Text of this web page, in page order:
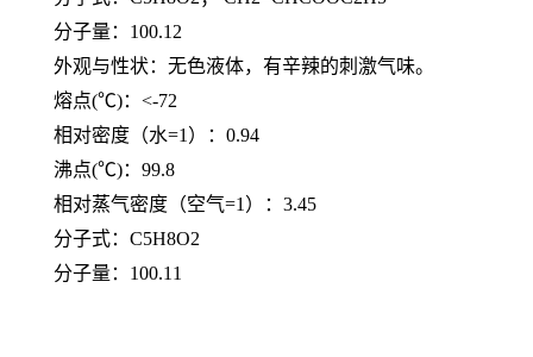
分子量：100.12
外观与性状：无色液体，有辛辣的刺激气味。
熔点(℃)：<-72
相对密度（水=1）：0.94
沸点(℃)：99.8
相对蒸气密度（空气=1）：3.45
分子式：C5H8O2
分子量：100.11